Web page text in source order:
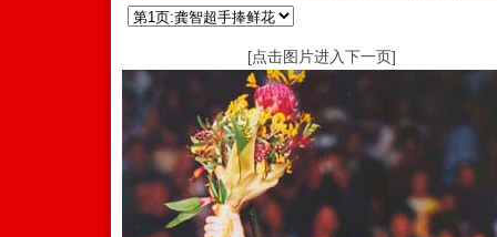
[点击图片进入下一页]